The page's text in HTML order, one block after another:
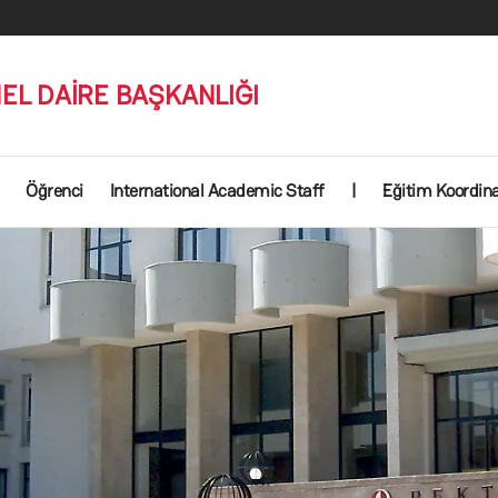
DAİRE BAŞKANLIĞI
Öğrenci International Academic Staff | Eğitim